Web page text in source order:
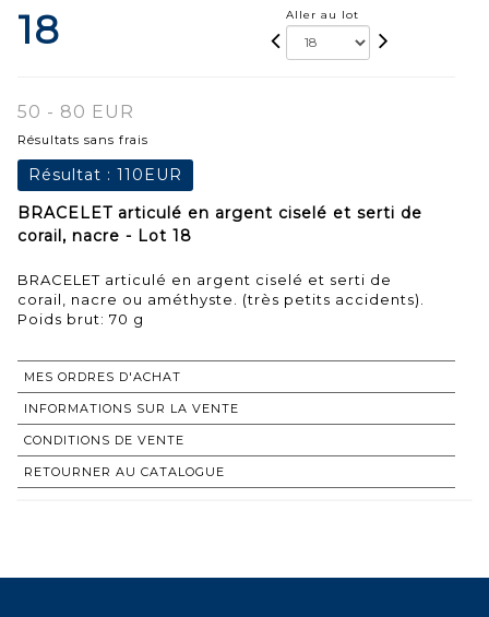
18 Aller au lot
50 - 80 EUR
Résultats sans frais
Résultat : 110EUR
BRACELET articulé en argent ciselé et serti de
corail, nacre - Lot 18
BRACELET articulé en argent ciselé et serti de
corail, nacre ou améthyste. (très petits accidents).
Poids brut: 70 g
MES ORDRES D'ACHAT
INFORMATIONS SUR LA VENTE
CONDITIONS DE VENTE
RETOURNER AU CATALOGUE